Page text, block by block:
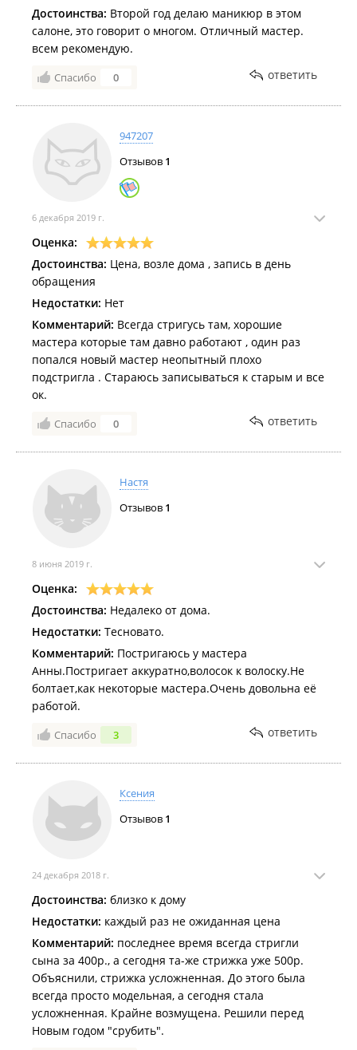
Достоинства: Второй год делаю маникюр в этом
салоне, это говорит о многом. Отличный мастер.
всем рекомендую.
Спасибо 0 ответить
947207
Отзывов 1
6 декабря 2019 г.
Оценка:
Достоинства: Цена, возле дома , запись в день
обращения
Недостатки: Нет
Комментарий: Всегда стригусь там, хорошие
мастера которые там давно работают , один раз
попался новый мастер неопытный плохо
подстригла . Стараюсь записываться к старым и все
ок.
Спасибо 0 ответить
Настя
Отзывов 1
8 июня 2019 г.
Оценка:
Достоинства: Недалеко от дома.
Недостатки: Тесновато.
Комментарий: Постригаюсь у мастера
Анны.Постригает аккуратно,волосок к волоску.Не
болтает,как некоторые мастера.Очень довольна её
работой.
Спасибо 3 ответить
Ксения
Отзывов 1
24 декабря 2018 г.
Достоинства: близко к дому
Недостатки: каждый раз не ожиданная цена
Комментарий: последнее время всегда стригли
сына за 400р., а сегодня та-же стрижка уже 500р.
Объяснили, стрижка усложненная. До этого была
всегда просто модельная, а сегодня стала
усложненная. Крайне возмущена. Решили перед
Новым годом "срубить".